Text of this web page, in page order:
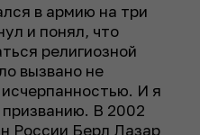
в армию на три
и понял, что
религиозной
вызвано не
И я
В 2002
России Берл Лазар